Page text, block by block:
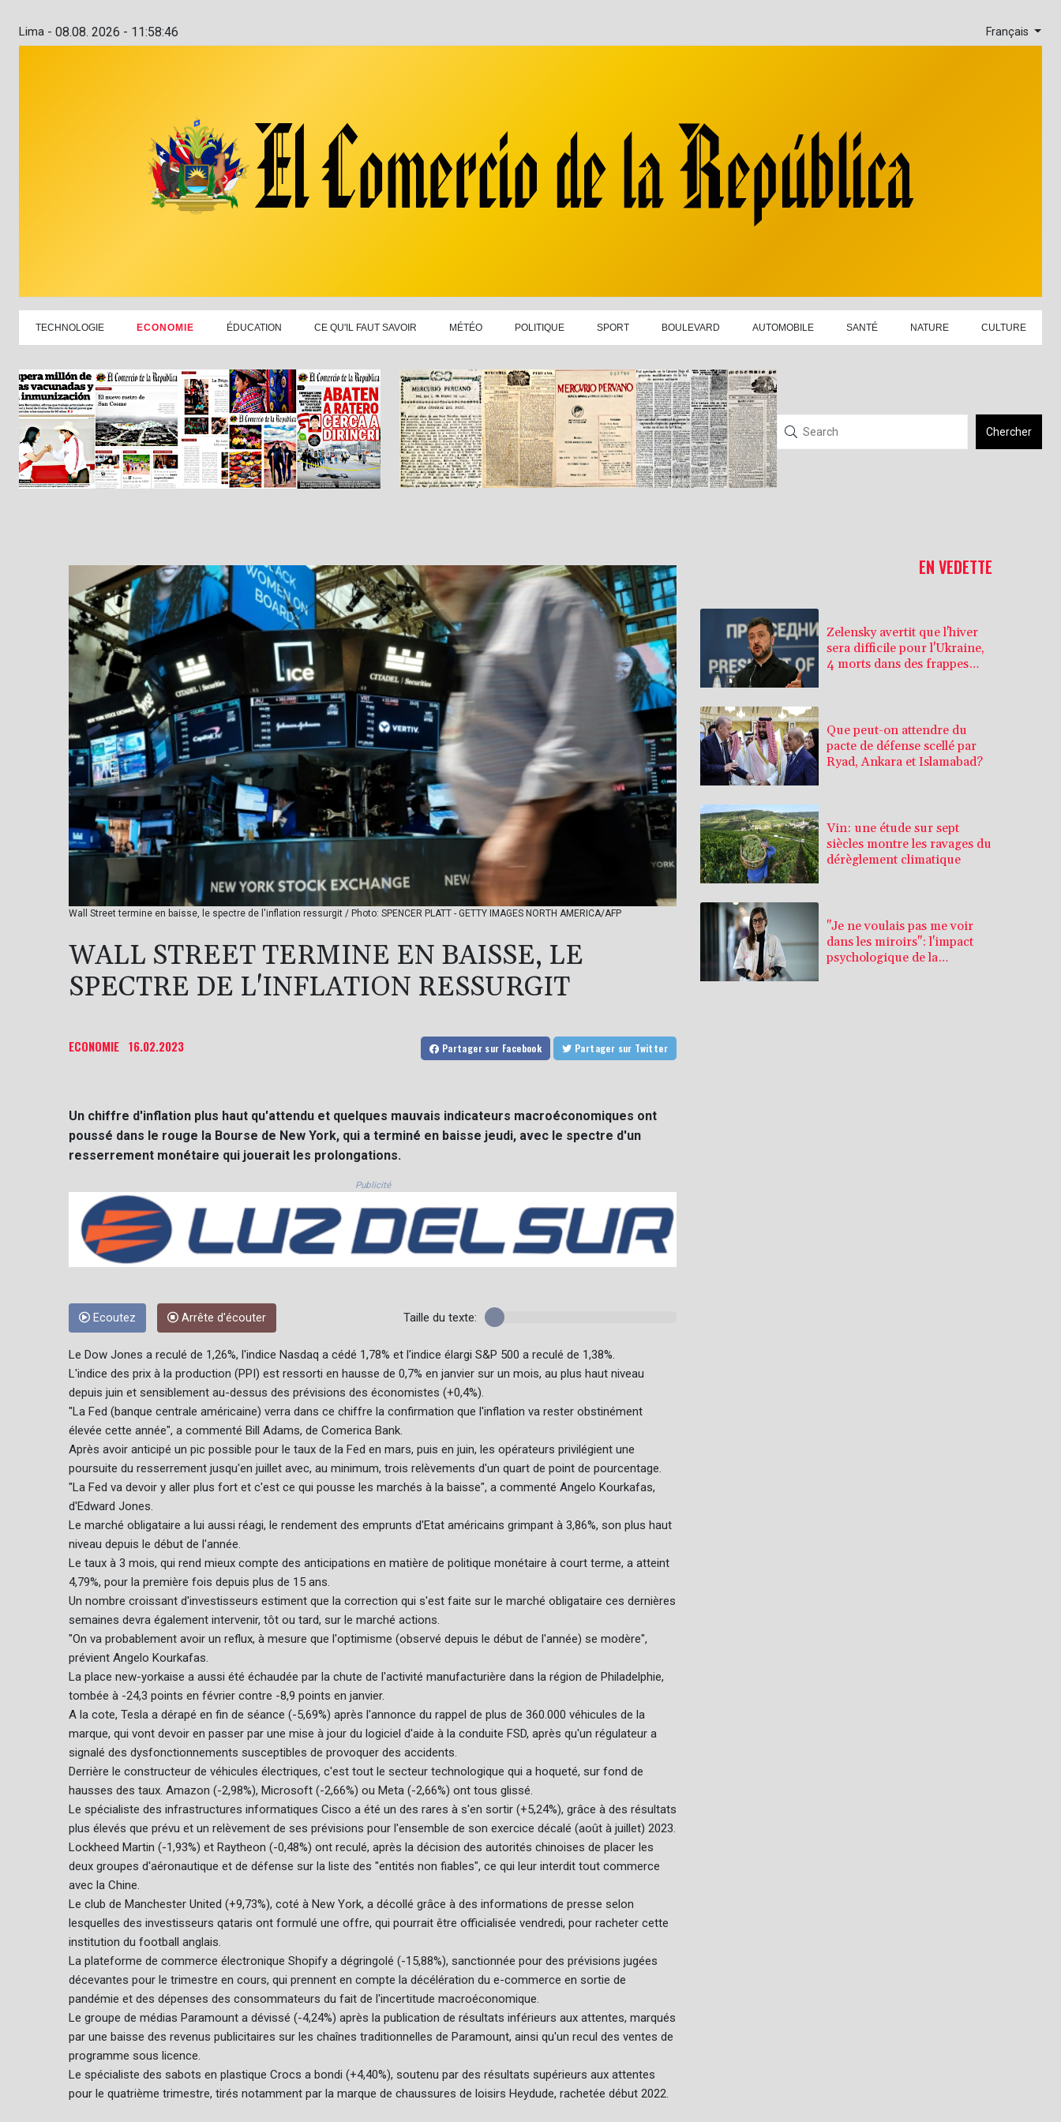
Lima - 08.08. 2026 - 11:58:47 Français
TECHNOLOGIE ECONOMIE ÉDUCATION CE QU'IL FAUT SAVOIR MÉTÉO POLITIQUE SPORT BOULEVARD AUTOMOBILE SANTÉ NATURE CULTURE
Chercher
Wall Street termine en baisse, le spectre de l'inflation ressurgit / Photo: SPENCER PLATT - GETTY IMAGES NORTH AMERICA/AFP
WALL STREET TERMINE EN BAISSE, LE
SPECTRE DE L'INFLATION RESSURGIT
ECONOMIE 16.02.2023 Partager sur Facebook Partager sur Twitter
Un chiffre d'inflation plus haut qu'attendu et quelques mauvais indicateurs macroéconomiques ont
poussé dans le rouge la Bourse de New York, qui a terminé en baisse jeudi, avec le spectre d'un
resserrement monétaire qui jouerait les prolongations.
Publicité
Ecoutez Arrête d'écouter Taille du texte:
Le Dow Jones a reculé de 1,26%, l'indice Nasdaq a cédé 1,78% et l'indice élargi S&P 500 a reculé de 1,38%.
L'indice des prix à la production (PPI) est ressorti en hausse de 0,7% en janvier sur un mois, au plus haut niveau
depuis juin et sensiblement au-dessus des prévisions des économistes (+0,4%).
"La Fed (banque centrale américaine) verra dans ce chiffre la confirmation que l'inflation va rester obstinément
élevée cette année", a commenté Bill Adams, de Comerica Bank.
Après avoir anticipé un pic possible pour le taux de la Fed en mars, puis en juin, les opérateurs privilégient une
poursuite du resserrement jusqu'en juillet avec, au minimum, trois relèvements d'un quart de point de pourcentage.
"La Fed va devoir y aller plus fort et c'est ce qui pousse les marchés à la baisse", a commenté Angelo Kourkafas,
d'Edward Jones.
Le marché obligataire a lui aussi réagi, le rendement des emprunts d'Etat américains grimpant à 3,86%, son plus haut
niveau depuis le début de l'année.
Le taux à 3 mois, qui rend mieux compte des anticipations en matière de politique monétaire à court terme, a atteint
4,79%, pour la première fois depuis plus de 15 ans.
Un nombre croissant d'investisseurs estiment que la correction qui s'est faite sur le marché obligataire ces dernières
semaines devra également intervenir, tôt ou tard, sur le marché actions.
"On va probablement avoir un reflux, à mesure que l'optimisme (observé depuis le début de l'année) se modère",
prévient Angelo Kourkafas.
La place new-yorkaise a aussi été échaudée par la chute de l'activité manufacturière dans la région de Philadelphie,
tombée à -24,3 points en février contre -8,9 points en janvier.
A la cote, Tesla a dérapé en fin de séance (-5,69%) après l'annonce du rappel de plus de 360.000 véhicules de la
marque, qui vont devoir en passer par une mise à jour du logiciel d'aide à la conduite FSD, après qu'un régulateur a
signalé des dysfonctionnements susceptibles de provoquer des accidents.
Derrière le constructeur de véhicules électriques, c'est tout le secteur technologique qui a hoqueté, sur fond de
hausses des taux. Amazon (-2,98%), Microsoft (-2,66%) ou Meta (-2,66%) ont tous glissé.
Le spécialiste des infrastructures informatiques Cisco a été un des rares à s'en sortir (+5,24%), grâce à des résultats
plus élevés que prévu et un relèvement de ses prévisions pour l'ensemble de son exercice décalé (août à juillet) 2023.
Lockheed Martin (-1,93%) et Raytheon (-0,48%) ont reculé, après la décision des autorités chinoises de placer les
deux groupes d'aéronautique et de défense sur la liste des "entités non fiables", ce qui leur interdit tout commerce
avec la Chine.
Le club de Manchester United (+9,73%), coté à New York, a décollé grâce à des informations de presse selon
lesquelles des investisseurs qataris ont formulé une offre, qui pourrait être officialisée vendredi, pour racheter cette
institution du football anglais.
La plateforme de commerce électronique Shopify a dégringolé (-15,88%), sanctionnée pour des prévisions jugées
décevantes pour le trimestre en cours, qui prennent en compte la décélération du e-commerce en sortie de
pandémie et des dépenses des consommateurs du fait de l'incertitude macroéconomique.
Le groupe de médias Paramount a dévissé (-4,24%) après la publication de résultats inférieurs aux attentes, marqués
par une baisse des revenus publicitaires sur les chaînes traditionnelles de Paramount, ainsi qu'un recul des ventes de
programme sous licence.
Le spécialiste des sabots en plastique Crocs a bondi (+4,40%), soutenu par des résultats supérieurs aux attentes
pour le quatrième trimestre, tirés notamment par la marque de chaussures de loisirs Heydude, rachetée début 2022.
EN VEDETTE
Zelensky avertit que l'hiver
sera difficile pour l'Ukraine,
4 morts dans des frappes
Que peut-on attendre du
pacte de défense scellé par
Ryad, Ankara et Islamabad?
Vin: une étude sur sept
siècles montre les ravages du
dérèglement climatique
"Je ne voulais pas me voir
dans les miroirs": l'impact
psychologique de la